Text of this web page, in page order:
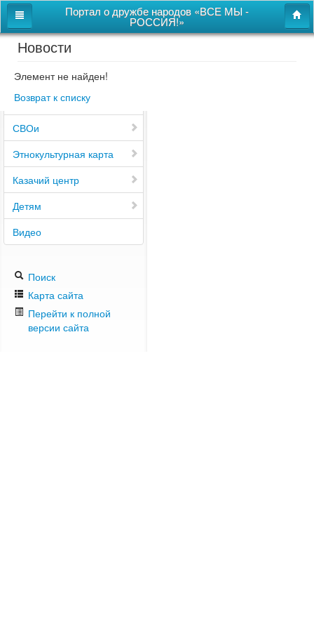
Портал о дружбе народов «ВСЕ МЫ -
РОССИЯ!»
Главная
Дом дружбы народов
Новости
СВОи
Этнокультурная карта
Казачий центр
Детям
Видео
Поиск
Карта сайта
Перейти к полной
версии сайта
Новости
Элемент не найден!
Возврат к списку